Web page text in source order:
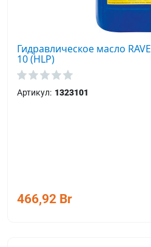
Гидравлическое масло
10 (HLP)
Артикул: 1323101
466,92 Br